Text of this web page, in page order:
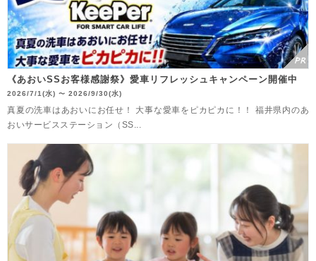
《あおいSSお客様感謝祭》愛車リフレッシュキャンペーン開催中
2026/7/1(水) 〜 2026/9/30(水)
真夏の洗車はあおいにお任せ！ 大事な愛車をピカピカに！！ 福井県内のあ
おいサービスステーション（SS...